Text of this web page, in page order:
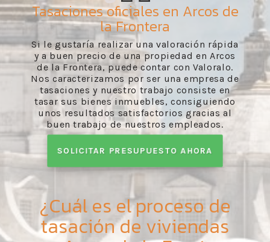
Tasaciones oficiales en Arcos de
la Frontera
Si le gustaría realizar una valoración rápida
y a buen precio de una propiedad en Arcos
de la Frontera, puede contar con Valoralo.
Nos caracterizamos por ser una empresa de
tasaciones y nuestro trabajo consiste en
tasar sus bienes inmuebles, consiguiendo
unos resultados satisfactorios gracias al
buen trabajo de nuestros empleados.
SOLICITAR PRESUPUESTO AHORA
¿Cuál es el proceso de
tasación de viviendas